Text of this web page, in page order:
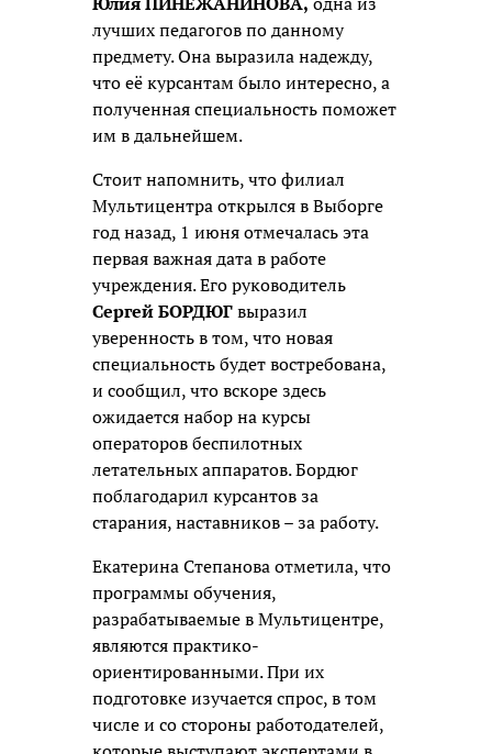
лучших педагогов по данному
предмету. Она выразила надежду,
что её курсантам было интересно, а
полученная специальность поможет
им в дальнейшем.
Стоит напомнить, что филиал
Мультицентра открылся в Выборге
год назад, 1 июня отмечалась эта
первая важная дата в работе
учреждения. Его руководитель
Сергей БОРДЮГвыразил
уверенность в том, что новая
специальность будет востребована,
и сообщил, что вскоре здесь
ожидается набор на курсы
операторов беспилотных
летательных аппаратов. Бордюг
поблагодарил курсантов за
старания, наставников – за работу.
Екатерина Степанова отметила, что
программы обучения,
разрабатываемые в Мультицентре,
являются практико-
ориентированными. При их
подготовке изучается спрос, в том
числе и со стороны работодателей,